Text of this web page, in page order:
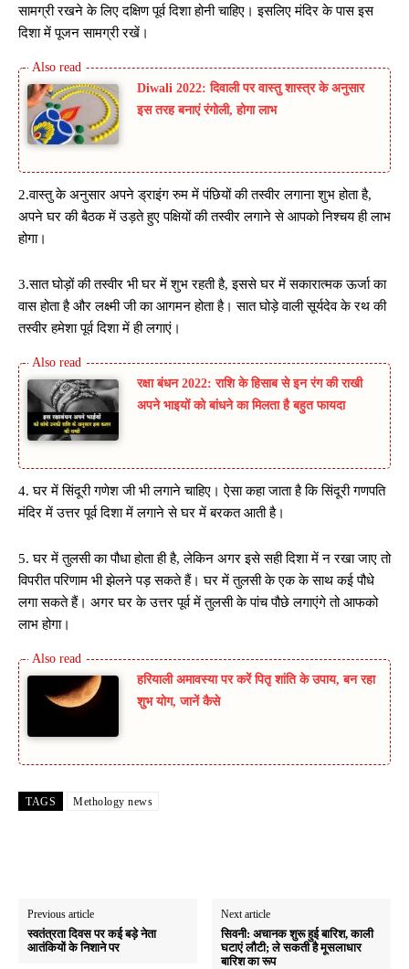
सामग्री रखने के लिए दक्षिण पूर्व दिशा होनी चाहिए। इसलिए मंदिर के पास इस
दिशा में पूजन सामग्री रखें।
Diwali 2022: दिवाली पर वास्तु शास्त्र के अनुसार
इस तरह बनाएं रंगोली, होगा लाभ
2.वास्तु के अनुसार अपने ड्राइंग रुम में पंछियों की तस्वीर लगाना शुभ होता है,
अपने घर की बैठक में उड़ते हुए पक्षियों की तस्वीर लगाने से आपको निश्चय ही लाभ
होगा।
3.सात घोड़ों की तस्वीर भी घर में शुभ रहती है, इससे घर में सकारात्मक ऊर्जा का
वास होता है और लक्ष्मी जी का आगमन होता है। सात घोड़े वाली सूर्यदेव के रथ की
तस्वीर हमेशा पूर्व दिशा में ही लगाएं।
रक्षा बंधन 2022: राशि के हिसाब से इन रंग की राखी
अपने भाइयों को बांधने का मिलता है बहुत फायदा
4. घर में सिंदूरी गणेश जी भी लगाने चाहिए। ऐसा कहा जाता है कि सिंदूरी गणपति
मंदिर में उत्तर पूर्व दिशा में लगाने से घर में बरकत आती है।
5. घर में तुलसी का पौधा होता ही है, लेकिन अगर इसे सही दिशा में न रखा जाए तो
विपरीत परिणाम भी झेलने पड़ सकते हैं। घर में तुलसी के एक के साथ कई पौधे
लगा सकते हैं। अगर घर के उत्तर पूर्व में तुलसी के पांच पौछे लगाएंगे तो आफको
लाभ होगा।
हरियाली अमावस्या पर करें पितृ शांति के उपाय, बन रहा
शुभ योग, जानें कैसे
TAGS Methology news
Previous article
स्वतंत्रता दिवस पर कई बड़े नेता
आतंकियों के निशाने पर
Next article
सिवनी: अचानक शुरू हुई बारिश, काली
घटाएं लौटी; ले सकती है मूसलाधार
बारिश का रूप